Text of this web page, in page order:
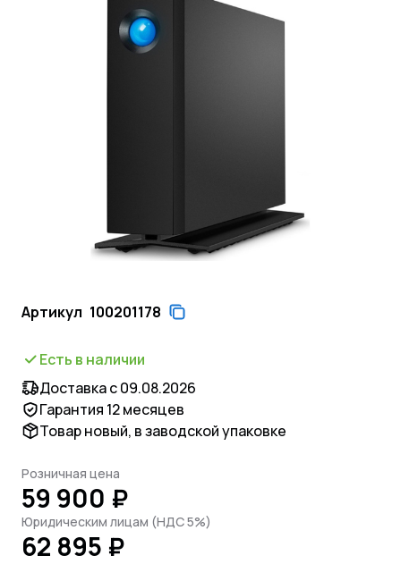
Артикул 100201178
Есть в наличии
Доставка с 09.08.2026
Гарантия 12 месяцев
Товар новый, в заводской упаковке
Розничная цена
59 900 ₽
Юридическим лицам (НДС 5%)
62 895 ₽